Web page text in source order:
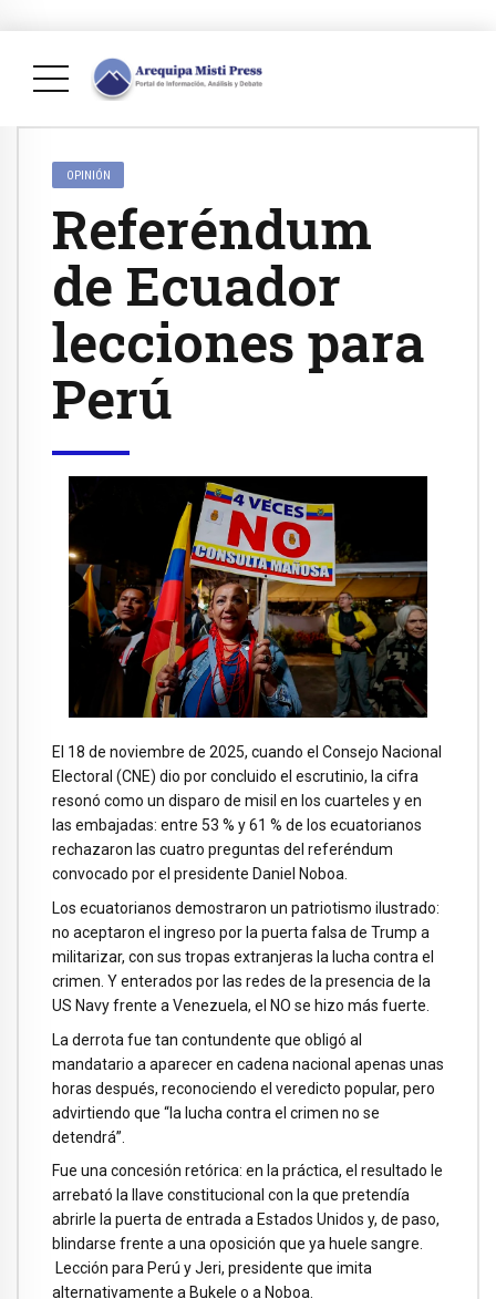
OPINIÓN
Referéndum
de Ecuador
lecciones para
Perú
El 18 de noviembre de 2025, cuando el Consejo Nacional
Electoral (CNE) dio por concluido el escrutinio, la cifra
resonó como un disparo de misil en los cuarteles y en
las embajadas: entre 53 % y 61 % de los ecuatorianos
rechazaron las cuatro preguntas del referéndum
convocado por el presidente Daniel Noboa.
Los ecuatorianos demostraron un patriotismo ilustrado:
no aceptaron el ingreso por la puerta falsa de Trump a
militarizar, con sus tropas extranjeras la lucha contra el
crimen. Y enterados por las redes de la presencia de la
US Navy frente a Venezuela, el NO se hizo más fuerte.
La derrota fue tan contundente que obligó al
mandatario a aparecer en cadena nacional apenas unas
horas después, reconociendo el veredicto popular, pero
advirtiendo que “la lucha contra el crimen no se
detendrá”.
Fue una concesión retórica: en la práctica, el resultado le
arrebató la llave constitucional con la que pretendía
abrirle la puerta de entrada a Estados Unidos y, de paso,
blindarse frente a una oposición que ya huele sangre.
Lección para Perú y Jeri, presidente que imita
alternativamente a Bukele o a Noboa.